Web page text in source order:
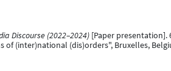
Discourse (2022–2024)[Paper presentation].
of (inter)national (dis)orders", Bruxelles,